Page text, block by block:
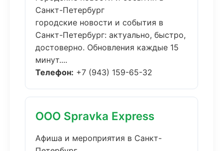
Санкт-Петербург
городские новости и события в
Санкт-Петербург: актуально, быстро,
достоверно. Обновления каждые 15
минут....
Телефон: +7 (943) 159-65-32
ООО Spravka Express
Афиша и мероприятия в Санкт-